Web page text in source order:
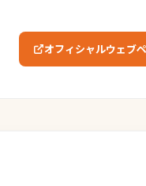
オフィシャルウェブ